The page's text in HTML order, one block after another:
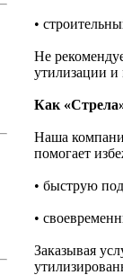
•
Не
утилизации
Как
Наша
помогает
• быструю
•
Заказывая